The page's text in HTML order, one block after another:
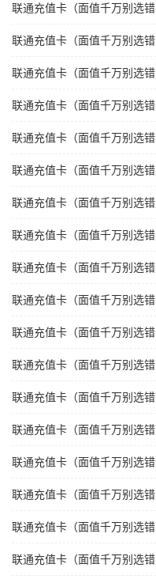
联通充值卡（面值千万别选
联通充值卡（面值千万别选
联通充值卡（面值千万别选
联通充值卡（面值千万别选
联通充值卡（面值千万别选
联通充值卡（面值千万别选
联通充值卡（面值千万别选
联通充值卡（面值千万别选
联通充值卡（面值千万别选
联通充值卡（面值千万别选
联通充值卡（面值千万别选
联通充值卡（面值千万别选
联通充值卡（面值千万别选
联通充值卡（面值千万别选
联通充值卡（面值千万别选
联通充值卡（面值千万别选
联通充值卡（面值千万别选
联通充值卡（面值千万别选